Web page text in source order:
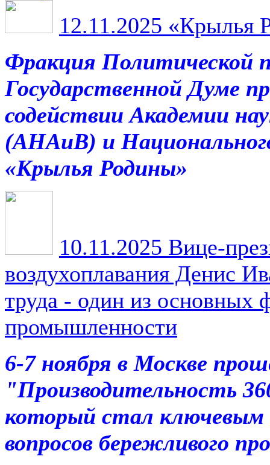
12.11.2025 «Крылья
Фракция
Государственной Думе
содействии Академии
(АНАиВ) и
«Крылья Родины»
10.11.2025 Вице-
воздухоплавания Денис
труда - один из основных
промышленности
6-7 ноября в Москве
"Производительность
который стал
вопросов бережливого